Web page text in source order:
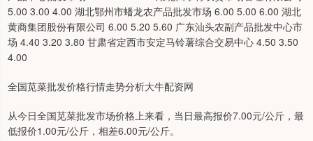
5.00 3.00 4.00 湖北鄂州市蟠龙农产品批发市场 6.00 5.00 6.00 湖北
黄商集团股份有限公司 6.00 5.20 5.60 广东汕头农副产品批发中心市
场 4.40 3.20 3.80 甘肃省定西市安定马铃薯综合交易中心 4.50 3.50
4.00
全国苋菜批发价格行情走势分析大牛配资网
从今日全国苋菜批发市场价格上来看，当日最高报价7.00元/公斤，最
低报价1.00元/公斤，相差6.00元/公斤。